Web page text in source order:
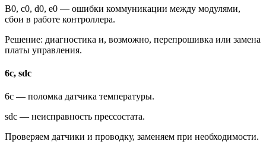
B0, c0, d0, e0 — ошибки коммуникации между модулями,
сбои в работе контроллера.
Решение: диагностика и, возможно, перепрошивка или замена
платы управления.
6c, sdc
6c — поломка датчика температуры.
sdc — неисправность прессостата.
Проверяем датчики и проводку, заменяем при необходимости.